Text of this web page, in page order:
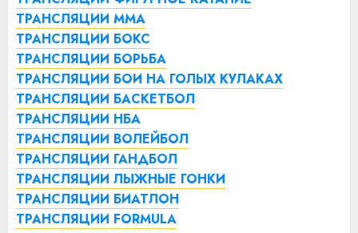
ТРАНСЛЯЦИИ ММА
ТРАНСЛЯЦИИ БОКС
ТРАНСЛЯЦИИ БОРЬБА
ТРАНСЛЯЦИИ БОИ НА ГОЛЫХ КУЛАКАХ
ТРАНСЛЯЦИИ БАСКЕТБОЛ
ТРАНСЛЯЦИИ НБА
ТРАНСЛЯЦИИ ВОЛЕЙБОЛ
ТРАНСЛЯЦИИ ГАНДБОЛ
ТРАНСЛЯЦИИ ЛЫЖНЫЕ ГОНКИ
ТРАНСЛЯЦИИ БИАТЛОН
ТРАНСЛЯЦИИ FORMULA